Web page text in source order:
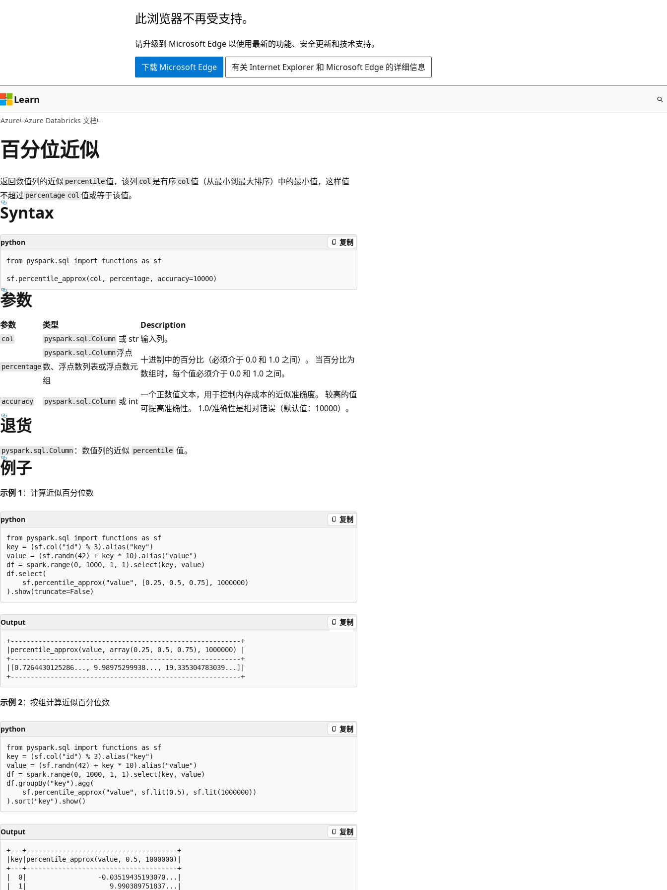
容
此浏览器不再受支持。
请升级到 Microsoft Edge 以使用最新的功能、安全更新和技术支持。
下载 Microsoft Edge 有关 Internet Explorer 和 Microsoft Edge 的详细信息
Learn
Azure Azure Databricks 文档
百分位近似
返回数值列的近似 percentile值，该列 col 是有序 col 值（从最小到最大排序）中的最小值，这样值
不超过 percentage col 值或等于该值。
Syntax
python 复制
from pyspark.sql import functions as sf
参数
参数 类型 Description
col pyspark.sql.Column 或 str输入列。
percentage
pyspark.sql.Column浮点
数、浮点数列表或浮点数元
组
十进制中的百分比（必须介于 0.0 和 1.0 之间）。 当百分比为
数组时，每个值必须介于 0.0 和 1.0 之间。
accuracy pyspark.sql.Column 或 int
一个正数值文本，用于控制内存成本的近似准确度。 较高的值
可提高准确性。 1.0/准确性是相对错误（默认值：10000）。
退货
pyspark.sql.Column ：数值列的近似 percentile 值。
例子
示例 1 ：计算近似百分位数
python 复制
from pyspark.sql import functions as sf
key = (sf.col("id") % 3).alias("key")
value = (sf.randn(42) + key * 10).alias("value")
df = spark.range(0, 1000, 1, 1).select(key, value)
df.select(
    sf.percentile_approx("value", [0.25, 0.5, 0.75], 1000000)
Output 复制
+----------------------------------------------------------+
|percentile_approx(value, array(0.25, 0.5, 0.75), 1000000) |
+----------------------------------------------------------+
|[0.7264430125286..., 9.98975299938..., 19.335304783039...]|
示例 2：按组计算近似百分位数
python 复制
from pyspark.sql import functions as sf
key = (sf.col("id") % 3).alias("key")
value = (sf.randn(42) + key * 10).alias("value")
df = spark.range(0, 1000, 1, 1).select(key, value)
df.groupBy("key").agg(
    sf.percentile_approx("value", sf.lit(0.5), sf.lit(1000000))
Output 复制
+---+--------------------------------------+
|key|percentile_approx(value, 0.5, 1000000)|
+---+--------------------------------------+
|  0|                  -0.03519435193070...|
|  1|                     9.990389751837...|